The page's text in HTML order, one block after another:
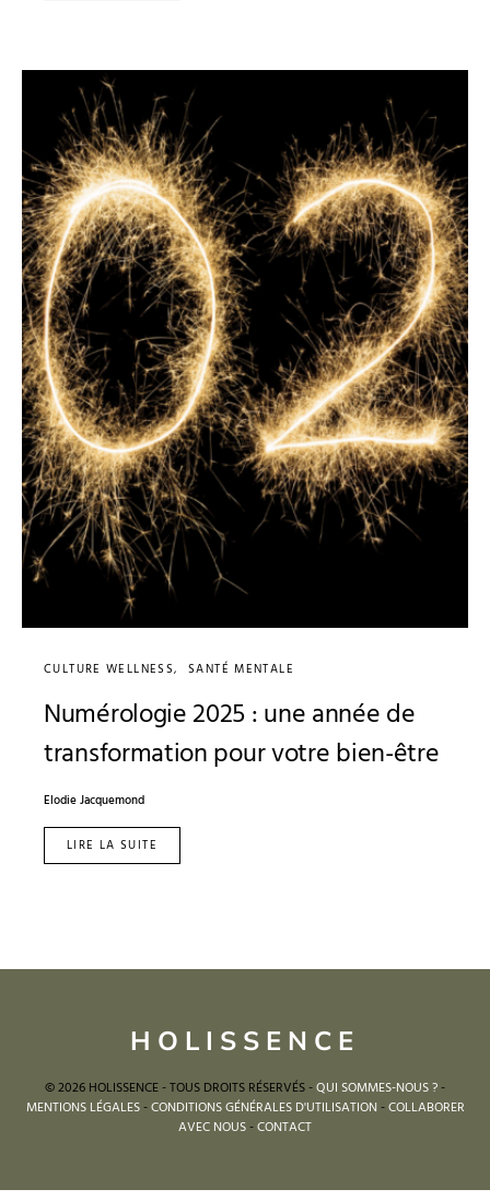
CULTURE WELLNESS SANTÉ MENTALE
Numérologie 2025 : une année de
transformation pour votre bien-être
Elodie Jacquemond
LIRE LA SUITE
HOLISSENCE
© 2026 HOLISSENCE - TOUS DROITS RÉSERVÉS -QUI SOMMES-NOUS ?-
MENTIONS LÉGALES-CONDITIONS GÉNÉRALES D'UTILISATION-COLLABORER
AVEC NOUS-CONTACT